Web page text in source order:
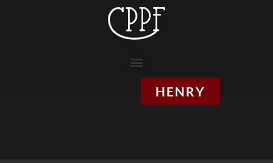
Menü
HENRY